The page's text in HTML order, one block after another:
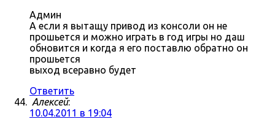
Админ
А если я вытащу привод из консоли он не
прошьется и можно играть в год игры но даш
обновится и когда я его поставлю обратно он
прошьется
выход всеравно будет
Ответить
Алексей:
10.04.2011 в 19:04